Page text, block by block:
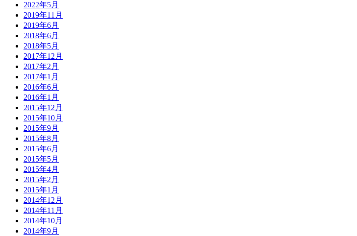
2022年5月
2019年11月
2019年6月
2018年6月
2018年5月
2017年12月
2017年2月
2017年1月
2016年6月
2016年1月
2015年12月
2015年10月
2015年9月
2015年8月
2015年6月
2015年5月
2015年4月
2015年2月
2015年1月
2014年12月
2014年11月
2014年10月
2014年9月